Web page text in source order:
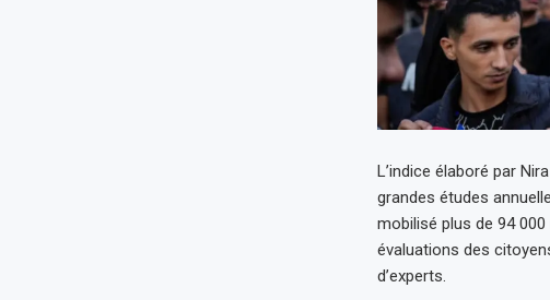
L’indice élaboré par
grandes études
mobilisé plus de 94
évaluations des
d’experts.